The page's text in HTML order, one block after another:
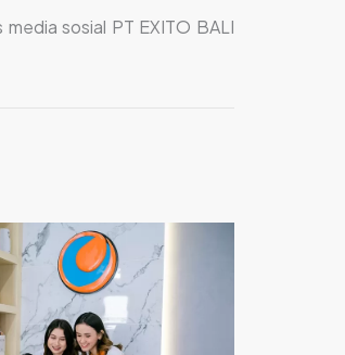
sosial PT EXITO BALI